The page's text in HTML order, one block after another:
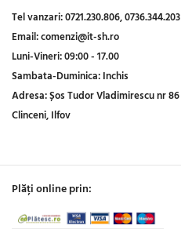
Tel vanzari:0721.230.806,0736.344.203
Email:comenzi@it-sh.ro
Luni-Vineri:09:00 - 17.00
Sambata-Duminica:Inchis
Adresa:Șos Tudor Vladimirescu nr 86
Clinceni, Ilfov
Plăți online prin: